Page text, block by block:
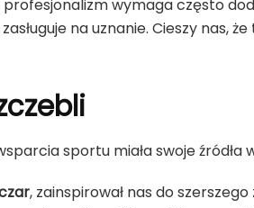
profesjonalizm wymaga często
na uznanie. Cieszy nas,
sportu miała swoje źródła
, zainspirował nas do